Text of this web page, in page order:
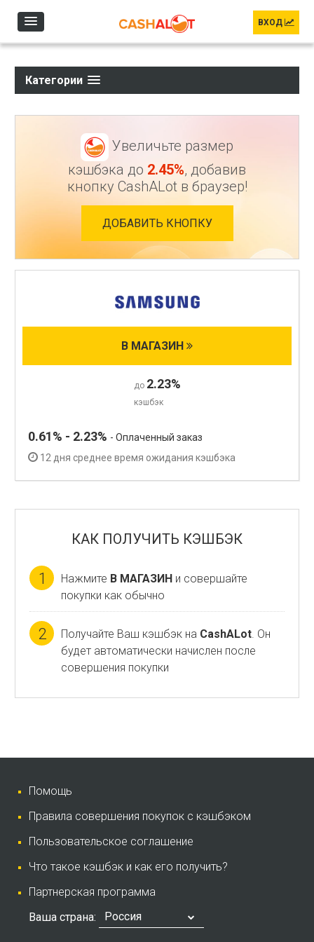
ВХОД
Категории
Увеличьте размер
кэшбэка до 2.45%, добавив
кнопку CashALot в браузер!
ДОБАВИТЬ КНОПКУ
В МАГАЗИН
до 2.23%
кэшбэк
0.61% - 2.23% - Оплаченный заказ
12 дня среднее время ожидания кэшбэка
КАК ПОЛУЧИТЬ КЭШБЭК
1 Нажмите В МАГАЗИН и совершайте
покупки как обычно
2 Получайте Ваш кэшбэк на CashALot. Он
будет автоматически начислен после
совершения покупки
Помощь
Правила совершения покупок с кэшбэком
Пользовательское соглашение
Что такое кэшбэк и как его получить?
Партнерская программа
Ваша страна:
Россия